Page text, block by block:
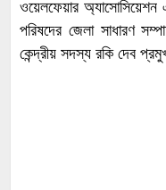
ওয়েলফেয়ার অ্যাসোসিয়েশন
পরিষদের জেলা সাধারণ
কেন্দ্রীয় সদস্য রকি দেব